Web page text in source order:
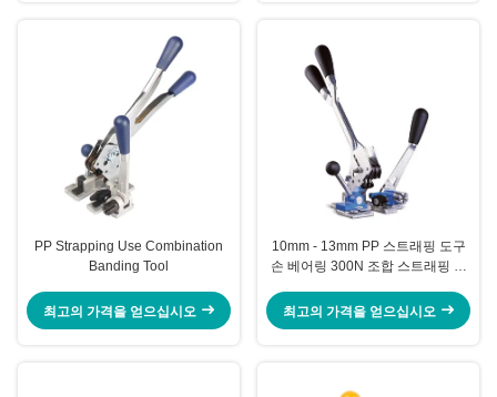
PP Strapping Use Combination
Banding Tool
최고의 가격을 얻으십시오
10mm - 13mm PP 스트래핑 도구
손 베어링 300N 조합 스트래핑 도
최고의 가격을 얻으십시오